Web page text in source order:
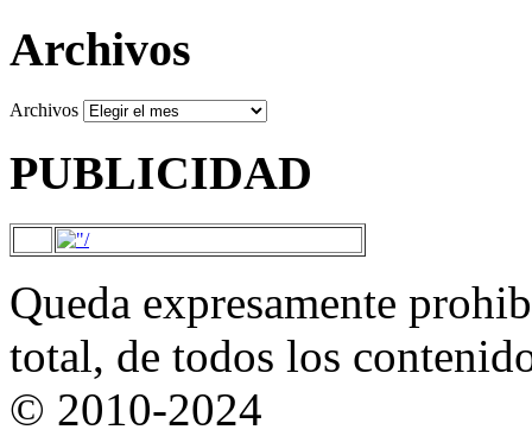
Archivos
Archivos
PUBLICIDAD
Queda expresamente
total, de todos los
© 2010-2024